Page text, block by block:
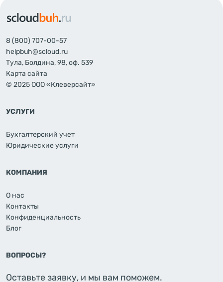
8 (800) 707-00-57
helpbuh@scloud.ru
Тула, Болдина, 98, оф. 539
Карта сайта
© 2025 ООО «Клеверсайт»
УСЛУГИ
Бухгалтерский учет
Юридические услуги
КОМПАНИЯ
О нас
Контакты
Конфиденциальность
Блог
ВОПРОСЫ?
Оставьте заявку, и мы вам поможем.